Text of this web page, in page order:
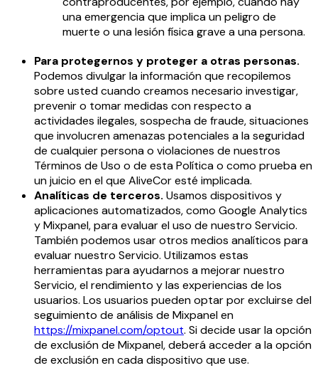
una emergencia que implica un peligro de
muerte o una lesión física grave a una persona.
Para protegernos y proteger a otras personas.
Podemos divulgar la información que recopilemos
sobre usted cuando creamos necesario investigar,
prevenir o tomar medidas con respecto a
actividades ilegales, sospecha de fraude, situaciones
que involucren amenazas potenciales a la seguridad
de cualquier persona o violaciones de nuestros
Términos de Uso o de esta Política o como prueba en
un juicio en el que AliveCor esté implicada.
Analíticas de terceros. Usamos dispositivos y
aplicaciones automatizados, como Google Analytics
y Mixpanel, para evaluar el uso de nuestro Servicio.
También podemos usar otros medios analíticos para
evaluar nuestro Servicio. Utilizamos estas
herramientas para ayudarnos a mejorar nuestro
Servicio, el rendimiento y las experiencias de los
usuarios. Los usuarios pueden optar por excluirse del
seguimiento de análisis de Mixpanel en
https://mixpanel.com/optout. Si decide usar la opción
de exclusión de Mixpanel, deberá acceder a la opción
de exclusión en cada dispositivo que use.